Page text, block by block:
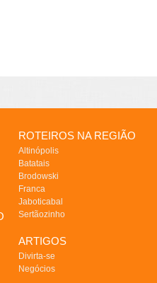
ROTEIROS NA REGIÃO
Altinópolis
Batatais
Brodowski
Franca
Jaboticabal
Sertãozinho
ARTIGOS
Divirta-se
Negócios